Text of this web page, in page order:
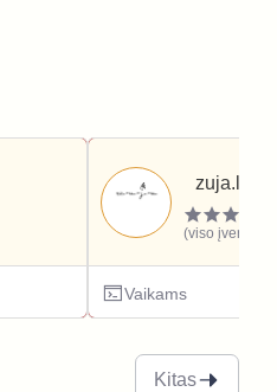
zuja.lt
(viso
Vaikams
Kitas